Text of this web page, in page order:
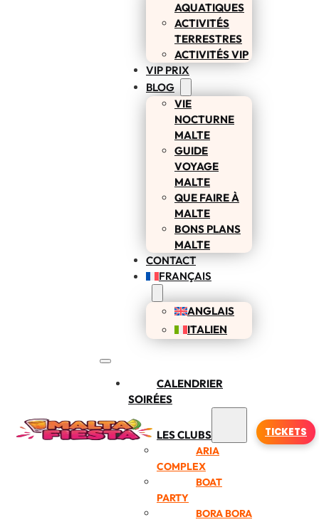
AQUATIQUES
ACTIVITÉS
TERRESTRES
ACTIVITÉS VIP
VIP PRIX
BLOG
VIE
NOCTURNE
MALTE
GUIDE
VOYAGE
MALTE
QUE FAIRE À
MALTE
BONS PLANS
MALTE
CONTACT
FRANÇAIS
ANGLAIS
ITALIEN
CALENDRIER
SOIRÉES
LES CLUBS
ARIA
COMPLEX
BOAT
PARTY
BORA BORA
TICKETS